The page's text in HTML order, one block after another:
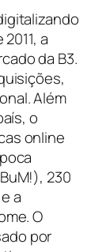
a
da B3.
Além
o
online
230
a
O
por